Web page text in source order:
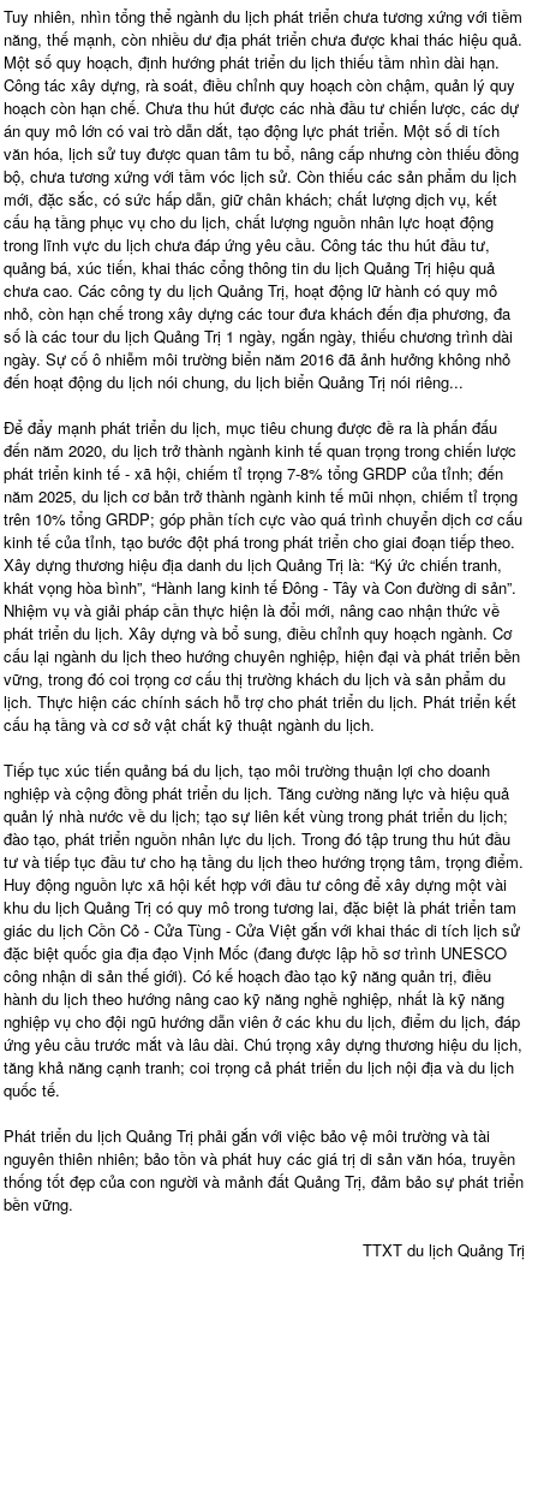
Tuy nhiên, nhìn tổng thể ngành du lịch phát triển chưa tương xứng với tiềm
năng, thế mạnh, còn nhiều dư địa phát triển chưa được khai thác hiệu quả.
Một số quy hoạch, định hướng phát triển du lịch thiếu tầm nhìn dài hạn.
Công tác xây dựng, rà soát, điều chỉnh quy hoạch còn chậm, quản lý quy
hoạch còn hạn chế. Chưa thu hút được các nhà đầu tư chiến lược, các dự
án quy mô lớn có vai trò dẫn dắt, tạo động lực phát triển. Một số di tích
văn hóa, lịch sử tuy được quan tâm tu bổ, nâng cấp nhưng còn thiếu đồng
bộ, chưa tương xứng với tầm vóc lịch sử. Còn thiếu các sản phẩm du lịch
mới, đặc sắc, có sức hấp dẫn, giữ chân khách; chất lượng dịch vụ, kết
cấu hạ tầng phục vụ cho du lịch, chất lượng nguồn nhân lực hoạt động
trong lĩnh vực du lịch chưa đáp ứng yêu cầu. Công tác thu hút đầu tư,
quảng bá, xúc tiến, khai thác cổng thông tin du lịch Quảng Trị hiệu quả
chưa cao. Các công ty du lịch Quảng Trị, hoạt động lữ hành có quy mô
nhỏ, còn hạn chế trong xây dựng các tour đưa khách đến địa phương, đa
số là các tour du lịch Quảng Trị 1 ngày, ngắn ngày, thiếu chương trình dài
ngày. Sự cố ô nhiễm môi trường biển năm 2016 đã ảnh hưởng không nhỏ
đến hoạt động du lịch nói chung, du lịch biển Quảng Trị nói riêng...
Để đẩy mạnh phát triển du lịch, mục tiêu chung được đề ra là phấn đấu
đến năm 2020, du lịch trở thành ngành kinh tế quan trọng trong chiến lược
phát triển kinh tế - xã hội, chiếm tỉ trọng 7-8% tổng GRDP của tỉnh; đến
năm 2025, du lịch cơ bản trở thành ngành kinh tế mũi nhọn, chiếm tỉ trọng
trên 10% tổng GRDP; góp phần tích cực vào quá trình chuyển dịch cơ cấu
kinh tế của tỉnh, tạo bước đột phá trong phát triển cho giai đoạn tiếp theo.
Xây dựng thương hiệu địa danh du lịch Quảng Trị là: “Ký ức chiến tranh,
khát vọng hòa bình”, “Hành lang kinh tế Đông - Tây và Con đường di sản”.
Nhiệm vụ và giải pháp cần thực hiện là đổi mới, nâng cao nhận thức về
phát triển du lịch. Xây dựng và bổ sung, điều chỉnh quy hoạch ngành. Cơ
cấu lại ngành du lịch theo hướng chuyên nghiệp, hiện đại và phát triển bền
vững, trong đó coi trọng cơ cấu thị trường khách du lịch và sản phẩm du
lịch. Thực hiện các chính sách hỗ trợ cho phát triển du lịch. Phát triển kết
cấu hạ tầng và cơ sở vật chất kỹ thuật ngành du lịch.
Tiếp tục xúc tiến quảng bá du lịch, tạo môi trường thuận lợi cho doanh
nghiệp và cộng đồng phát triển du lịch. Tăng cường năng lực và hiệu quả
quản lý nhà nước về du lịch; tạo sự liên kết vùng trong phát triển du lịch;
đào tạo, phát triển nguồn nhân lực du lịch. Trong đó tập trung thu hút đầu
tư và tiếp tục đầu tư cho hạ tầng du lịch theo hướng trọng tâm, trọng điểm.
Huy động nguồn lực xã hội kết hợp với đầu tư công để xây dựng một vài
khu du lịch Quảng Trị có quy mô trong tương lai, đặc biệt là phát triển tam
giác du lịch Cồn Cỏ - Cửa Tùng - Cửa Việt gắn với khai thác di tích lịch sử
đặc biệt quốc gia địa đạo Vịnh Mốc (đang được lập hồ sơ trình UNESCO
công nhận di sản thế giới). Có kế hoạch đào tạo kỹ năng quản trị, điều
hành du lịch theo hướng nâng cao kỹ năng nghề nghiệp, nhất là kỹ năng
nghiệp vụ cho đội ngũ hướng dẫn viên ở các khu du lịch, điểm du lịch, đáp
ứng yêu cầu trước mắt và lâu dài. Chú trọng xây dựng thương hiệu du lịch,
tăng khả năng cạnh tranh; coi trọng cả phát triển du lịch nội địa và du lịch
quốc tế.
Phát triển du lịch Quảng Trị phải gắn với việc bảo vệ môi trường và tài
nguyên thiên nhiên; bảo tồn và phát huy các giá trị di sản văn hóa, truyền
thống tốt đẹp của con người và mảnh đất Quảng Trị, đảm bảo sự phát triển
bền vững.
TTXT du lịch Quảng Trị